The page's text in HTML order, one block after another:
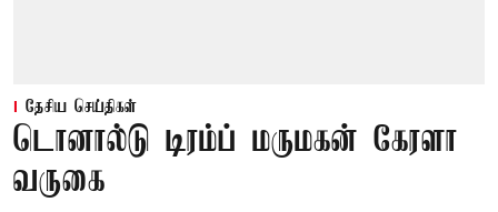
தேசிய செய்திகள்
டொனால்டு டிரம்ப் மருமகன் கேரளா
வருகை